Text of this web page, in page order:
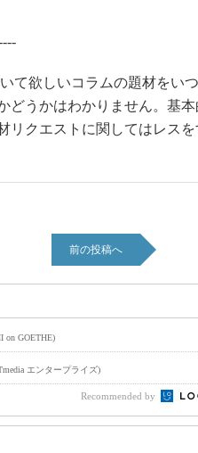
て欲しいコラムの題材をい
どうかはわかりません。基本
リクエストに関してはレスを
前の投稿へ
on GOETHE)
エンタープライズ)
Recommended by